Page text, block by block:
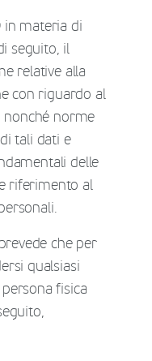
in materia di
seguito, il
relative alla
con riguardo al
norme
tali dati e
delle
riferimento al
che per
qualsiasi
fisica